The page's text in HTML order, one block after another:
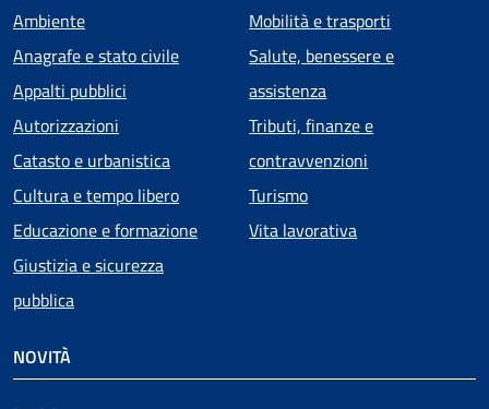
Ambiente
Anagrafe e stato civile
Appalti pubblici
Autorizzazioni
Catasto e urbanistica
Cultura e tempo libero
Educazione e formazione
Giustizia e sicurezza
pubblica
Mobilità e trasporti
Salute, benessere e
assistenza
Tributi, finanze e
contravvenzioni
Turismo
Vita lavorativa
NOVITÀ